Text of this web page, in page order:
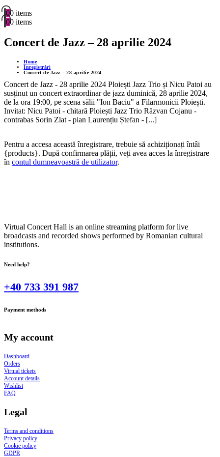
00 items
00 items
Concert de Jazz – 28 aprilie 2024
Home
Înregistrări
Concert de Jazz – 28 aprilie 2024
Concert de Jazz - 28 aprilie 2024 Ploiești Jazz Trio și Nicu Patoi au
susținut un concert extraordinar de jazz duminică, 28 aprilie 2024,
de la ora 19:00, pe scena sălii "Ion Baciu" a Filarmonicii Ploiești.
Invitat: Nicu Patoi - chitară Ploiești Jazz Trio Răzvan Cojanu -
contrabas Sorin Zlat - pian Laurențiu Ștefan - [...]
Pentru a accesa această înregistrare, trebuie să achiziționați întâi
{products}. După confirmarea plății, veți avea acces la înregistrare
în contul dumneavoastră de utilizator.
Virtual Concert Hall is an online streaming platform for live
broadcasts and recorded shows performed by Romanian cultural
institutions.
Need help?
+40 733 391 987
Payment methods
My account
Dashboard
Orders
Virtual tickets
Account details
Wishlist
FAQ
Legal
Terms and conditions
Privacy policy
Cookie policy
GDPR